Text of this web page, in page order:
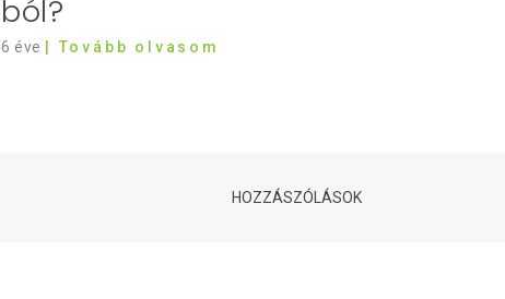
ból?
6 éve | Tovább olvasom
HOZZÁSZÓLÁSOK